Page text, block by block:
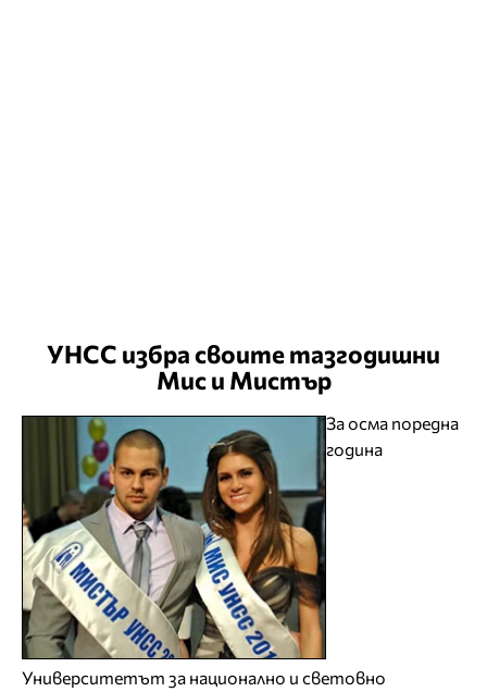
УНСС избра своите тазгодишни
Мис и Мистър
За осма поредна
година
Университетът за национално и световно